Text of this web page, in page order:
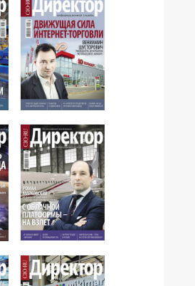
№9,2016
№7,2016